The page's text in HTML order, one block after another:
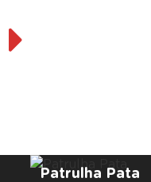
Patrulha Pata